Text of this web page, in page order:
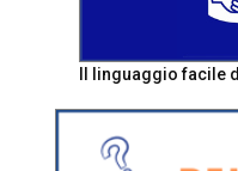
Il linguaggio facile